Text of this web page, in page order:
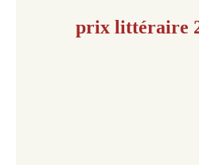
prix littéraire